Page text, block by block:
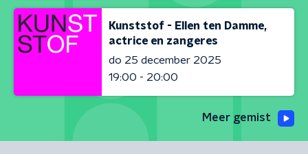
Kunststof - Ellen ten Damme,
actrice en zangeres
do 25 december 2025
19:00 - 20:00
Meer gemist